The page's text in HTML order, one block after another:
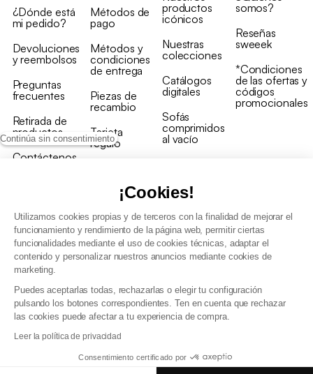
Continúa sin consentimiento
¡Cookies!
Utilizamos cookies propias y de terceros con la finalidad de mejorar el
funcionamiento y rendimiento de la página web, permitir ciertas
funcionalidades mediante el uso de cookies técnicas, adaptar el
contenido y personalizar nuestros anuncios mediante cookies de
marketing.
Puedes aceptarlas todas, rechazarlas o elegir tu configuración
pulsando los botones correspondientes. Ten en cuenta que rechazar
las cookies puede afectar a tu experiencia de compra.
Leer la política de privacidad
Consentimiento certificado por
¿Dónde está
mi pedido?
Devoluciones
y reembolsos
Preguntas
frecuentes
Retirada de
productos
Contáctenos
Métodos de
pago
Métodos y
condiciones
de entrega
Piezas de
recambio
Tarjeta
regalo
productos
icónicos
Nuestras
colecciones
Catálogos
digitales
Sofás
comprimidos
al vacío
somos?
Reseñas
sweeek
*Condiciones
de las ofertas y
códigos
promocionales
Política de gestión de datos personales y cookies
Condiciones generales de Venta Profesional
Declaración de accesibilidad